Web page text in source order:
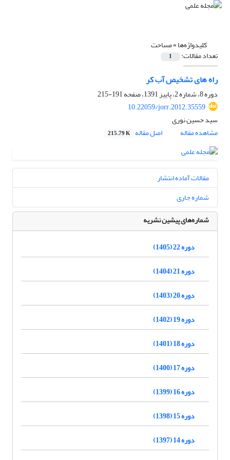
کلیدواژه‌ها =مساحت
تعداد مقالات: 1
راه های تشخیص آب کر
دوره 8، شماره 2، پاییز 1391، صفحه
191-215
10.22059/jorr.2012.35559
سید حسین نوری
مشاهده مقاله
اصل مقاله 215.79 K
مقالات آماده انتشار
شماره جاری
شماره‌های پیشین نشریه
دوره 22 (1405)
دوره 21 (1404)
دوره 20 (1403)
دوره 19 (1402)
دوره 18 (1401)
دوره 17 (1400)
دوره 16 (1399)
دوره 15 (1398)
دوره 14 (1397)